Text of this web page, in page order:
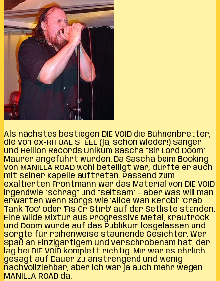
Als nächstes bestiegen DIE VOID die Bühnenbretter,
die von ex-RITUAL STEEL (ja, schon wieder!) Sänger
und Hellion Records Unikum Sascha “Sir Lord Doom”
Maurer angeführt wurden. Da Sascha beim Booking
von MANILLA ROAD wohl beteiligt war, durfte er auch
mit seiner Kapelle auftreten. Passend zum
exaltierten Frontmann war das Material von DIE VOID
irgendwie “schräg” und “seltsam” – aber was will man
erwarten wenn Songs wie ‘Alice Wan Kenobi’ ‘Crab
Tank Too’ oder ‘Fis Or Stirb’ auf der Setliste standen.
Eine wilde Mixtur aus Progressive Metal, Krautrock
und Doom wurde auf das Publikum losgelassen und
sorgte für reihenweise staunende Gesichter. Wer
Spaß an Einzigartigem und Verschrobenem hat, der
lag bei DIE VOID komplett richtig. Mir war es ehrlich
gesagt auf Dauer zu anstrengend und wenig
nachvollziehbar, aber ich war ja auch mehr wegen
MANILLA ROAD da.